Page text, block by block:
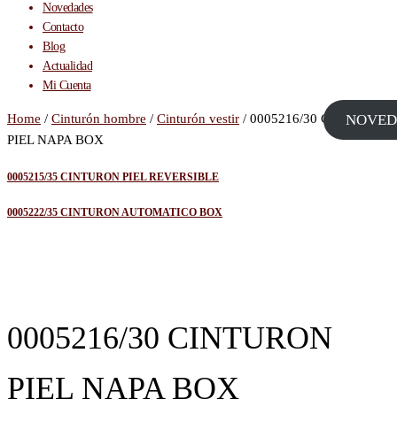
Novedades
Contacto
Blog
Actualidad
Mi Cuenta
Home / Cinturón hombre / Cinturón vestir / 0005216/30 CINTURON
PIEL NAPA BOX
0005215/35 CINTURON PIEL REVERSIBLE
0005222/35 CINTURON AUTOMATICO BOX
0005216/30 CINTURON
PIEL NAPA BOX